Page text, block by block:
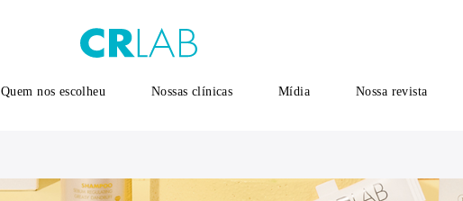
Quem nos escolheu Nossas clínicas Mídia Nossa revista